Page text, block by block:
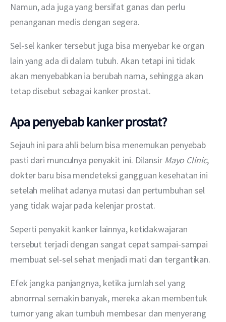
Namun, ada juga yang bersifat ganas dan perlu
penanganan medis dengan segera.
Sel-sel kanker tersebut juga bisa menyebar ke organ
lain yang ada di dalam tubuh. Akan tetapi ini tidak
akan menyebabkan ia berubah nama, sehingga akan
tetap disebut sebagai kanker prostat.
Apa penyebab kanker prostat?
Sejauh ini para ahli belum bisa menemukan penyebab
pasti dari munculnya penyakit ini. Dilansir Mayo Clinic,
dokter baru bisa mendeteksi gangguan kesehatan ini
setelah melihat adanya mutasi dan pertumbuhan sel
yang tidak wajar pada kelenjar prostat.
Seperti penyakit kanker lainnya, ketidakwajaran
tersebut terjadi dengan sangat cepat sampai-sampai
membuat sel-sel sehat menjadi mati dan tergantikan.
Efek jangka panjangnya, ketika jumlah sel yang
abnormal semakin banyak, mereka akan membentuk
tumor yang akan tumbuh membesar dan menyerang